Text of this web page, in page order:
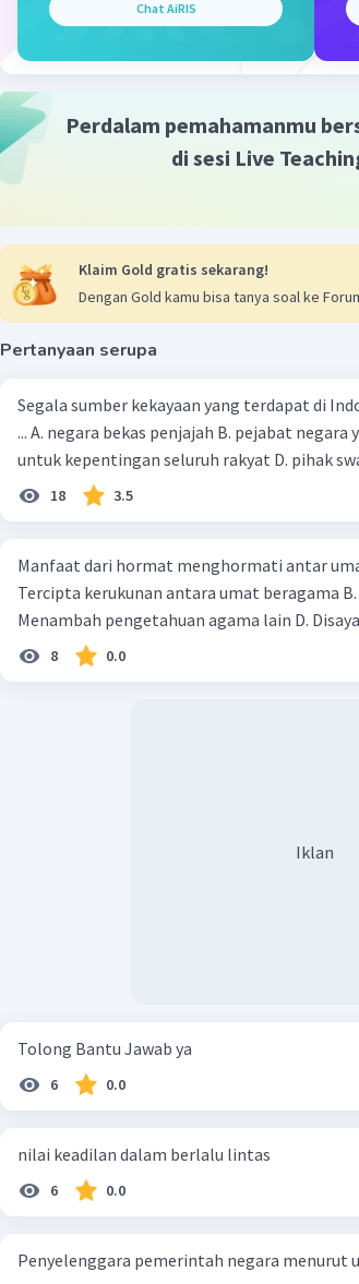
Administrasi
Written by Veronika
oleh beberapa orang. Istilah ini
dengan sistem pemerintahan yang
antara pemerintah pusat dan
Selain itu, Istilah ini sering kali juga
istilah sentralisasi ini juga berkaitan
mengenai sentralisasi.
Daftar Isi
Keunggulan Sentralisasi
1. Organisasi menjadi lebih efisien
2. Perencanaan dan pengembangan
3. Peningkatan resource sharing dan
4. Pengurangan redundancies aset
Chat AiRIS
Perdalam pemahamanmu
di sesi Live
Klaim Gold gratis sekarang!
Dengan Gold kamu bisa tanya soal ke
Pertanyaan serupa
Segala sumber kekayaan yang terdapat di
... A. negara bekas penjajah B. pejabat negara yang berpengaruh C. pemerintah
untuk kepentingan seluruh rakyat D. pihak
18 3.5
Manfaat dari hormat menghormati antar umat
Tercipta kerukunan antara umat beragama
Menambah pengetahuan agama lain D.
8 0.0
Iklan
Tolong Bantu Jawab ya
6 0.0
nilai keadilan dalam berlalu lintas
6 0.0
Penyelenggara pemerintah negara menurut